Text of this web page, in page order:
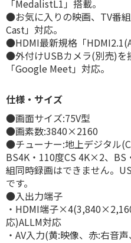
「MedalistL1」搭載。
●お気に入りの映画、TV番
Cast」対応。
●HDMI最新規格「
●外付けUSBカメラ(別売)を
「Google Meet」対応。
仕様・サイズ
●画面サイズ:75V型
●画素数:3840×2160
●チューナー:地上デジタル
BS4K・110度CS 4K×2、
組同時録画はできません。
です。
●入出力端子
・HDMI端子
応)ALLM対応
・AV入力(黄:映像、赤:右音